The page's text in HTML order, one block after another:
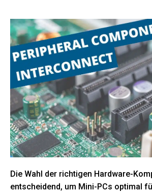
Die Wahl der richtigen Hardware-
entscheidend, um Mini-PCs optimal